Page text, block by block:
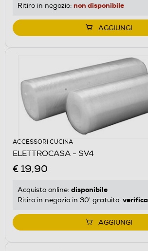
Ritiro in negozio: non disponibile
AGGIUNGI
ACCESSORI CUCINA
ELETTROCASA - SV4
€ 19,90
Acquisto online: disponibile
Ritiro in negozio in 30' gratuito: verifica
AGGIUNGI